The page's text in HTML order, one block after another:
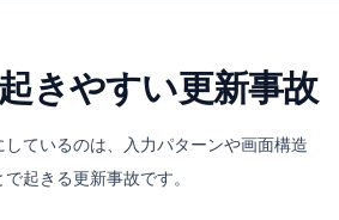
きやすい更新事故
ているのは、入力パターンや画面構造
起きる更新事故です。